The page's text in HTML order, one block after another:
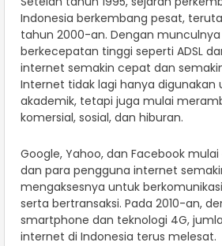
Indonesia berkembang pesat,
tahun 2000-an. Dengan
berkecepatan tinggi seperti ADSL
internet semakin cepat dan
Internet tidak lagi hanya digunakan
akademik, tetapi juga mulai
komersial, sosial, dan hiburan.
Google, Yahoo, dan Facebook
dan para pengguna internet
mengaksesnya untuk
serta bertransaksi. Pada 2010-an,
smartphone dan teknologi 4G,
internet di Indonesia terus melesat.